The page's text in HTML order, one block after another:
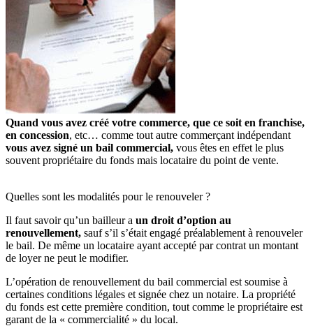
Quand vous avez créé votre commerce, que ce soit en franchise,
en concession, etc… comme tout autre commerçant indépendant
vous avez signé un bail commercial, vous êtes en effet le plus
souvent propriétaire du fonds mais locataire du point de vente.
Quelles sont les modalités pour le renouveler ?
Il faut savoir qu’un bailleur a un droit d’option au
renouvellement, sauf s’il s’était engagé préalablement à renouveler
le bail. De même un locataire ayant accepté par contrat un montant
de loyer ne peut le modifier.
L’opération de renouvellement du bail commercial est soumise à
certaines conditions légales et signée chez un notaire. La propriété
du fonds est cette première condition, tout comme le propriétaire est
garant de la « commercialité » du local.